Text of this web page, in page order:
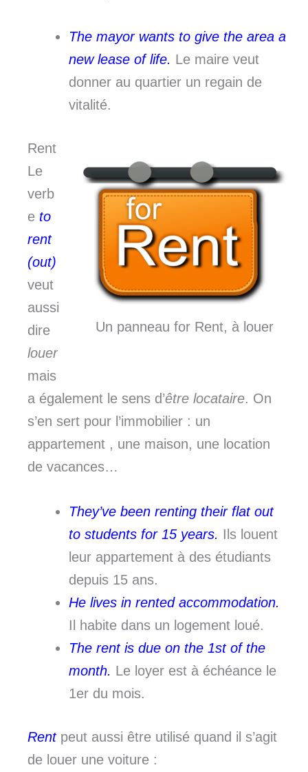
The mayor wants to give the area a
new lease of life. Le maire veut
donner au quartier un regain de
vitalité.
Rent
Un panneau for Rent, à louer
Le
verb
e to
rent
(out)
veut
aussi
dire
louer
mais
a également le sens d’être locataire. On
s’en sert pour l’immobilier : un
appartement , une maison, une location
de vacances…
They’ve been renting their flat out
to students for 15 years. Ils louent
leur appartement à des étudiants
depuis 15 ans.
He lives in rented accommodation.
Il habite dans un logement loué.
The rent is due on the 1st of the
month. Le loyer est à échéance le
1er du mois.
Rent peut aussi être utilisé quand il s’agit
de louer une voiture :